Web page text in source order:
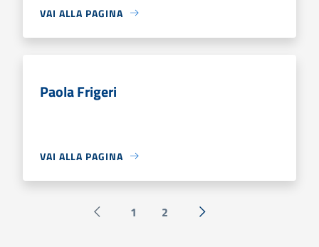
VAI ALLA PAGINA
Paola Frigeri
VAI ALLA PAGINA
Pagina precedente
1 2 Successiva »